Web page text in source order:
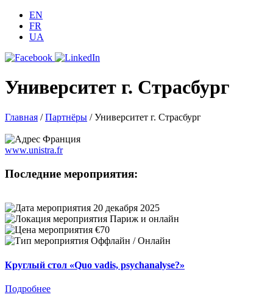
EN
FR
UA
Университет г. Страсбург
Главная /Партнёры /Университет г. Страсбург
Франция
www.unistra.fr
Последние мероприятия:
20 декабря 2025
Париж и онлайн
€70
Оффлайн / Онлайн
Круглый стол «Quo vadis, psychanalyse?»
Подробнее